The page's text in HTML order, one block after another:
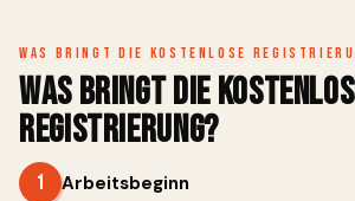
Was bringt die kostenlose
Was bringt die
Registrierung?
1 Arbeitsbeginn